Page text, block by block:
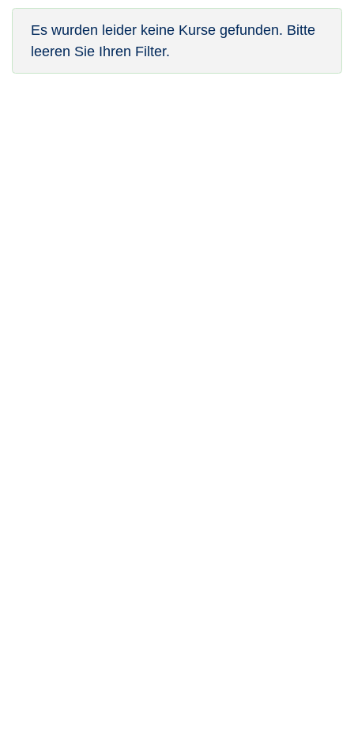
Es wurden leider keine Kurse gefunden. Bitte
leeren Sie Ihren Filter.